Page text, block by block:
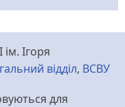
Ігоря
відділ, ВСВУ
для